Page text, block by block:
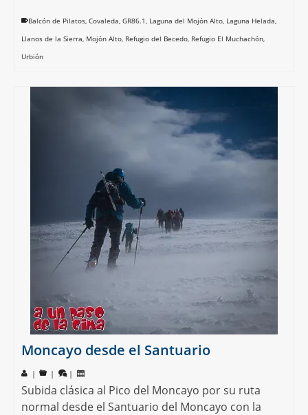
Balcón de Pilatos, Covaleda, GR86.1, Laguna del Mojón Alto, Laguna Helada,
Llanos de la Sierra, Mojón Alto, Refugio del Becedo, Refugio El Muchachón,
Urbión
Moncayo desde el Santuario
| | |
Subida clásica al Pico del Moncayo por su ruta
normal desde el Santuario del Moncayo con la